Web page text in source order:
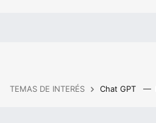
TEMAS DE INTERÉS Chat GPT